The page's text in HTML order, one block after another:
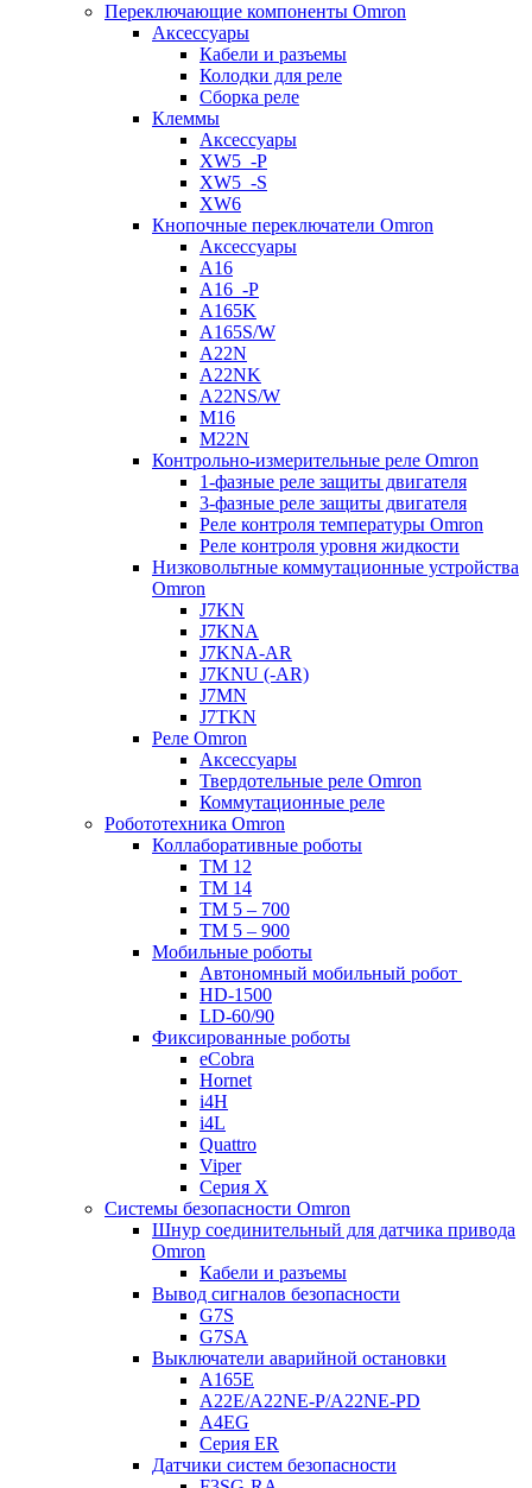
Переключающие компоненты Omron
Аксессуары
Кабели и разъемы
Колодки для реле
Сборка реле
Клеммы
Аксессуары
XW5_-P
XW5_-S
XW6
Кнопочные переключатели Omron
Аксессуары
A16
A16_-P
A165K
A165S/W
A22N
A22NK
A22NS/W
M16
M22N
Контрольно-измерительные реле Omron
1-фазные реле защиты двигателя
3-фазные реле защиты двигателя
Реле контроля температуры Omron
Реле контроля уровня жидкости
Низковольтные коммутационные устройства
Omron
J7KN
J7KNA
J7KNA-AR
J7KNU (-AR)
J7MN
J7TKN
Реле Omron
Аксессуары
Твердотельные реле Omron
Коммутационные реле
Робототехника Omron
Коллаборативные роботы
TM 12
TM 14
TM 5 – 700
TM 5 – 900
Мобильные роботы
Автономный мобильный робот
HD-1500
LD-60/90
Фиксированные роботы
eCobra
Hornet
i4H
i4L
Quattro
Viper
Серия X
Системы безопасности Omron
Шнур соединительный для датчика привода
Omron
Кабели и разъемы
Вывод сигналов безопасности
G7S
G7SA
Выключатели аварийной остановки
A165E
A22E/A22NE-P/A22NE-PD
A4EG
Серия ER
Датчики систем безопасности